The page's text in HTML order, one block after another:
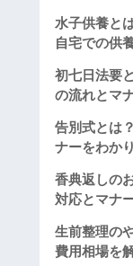
水子供養と
自宅での供
初七日法要
の流れとマ
告別式とは
ナーをわか
香典返しの
対応とマナ
生前整理の
費用相場を